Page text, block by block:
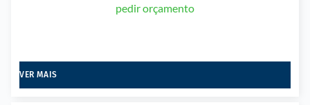
pedir orçamento
VER MAIS